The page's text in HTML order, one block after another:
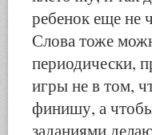
ребенок еще не
Слова тоже
периодически,
игры не в том,
финишу, а
заданиями